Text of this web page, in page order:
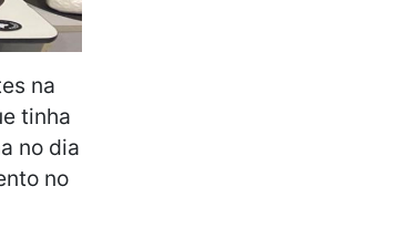
na
tinha
no dia
no